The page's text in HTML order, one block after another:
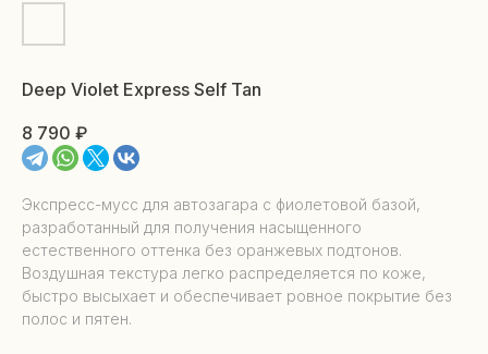
Deep Violet Express Self Tan
8 790 ₽
Экспресс-мусс для автозагара с фиолетовой базой,
разработанный для получения насыщенного
естественного оттенка без оранжевых подтонов.
Воздушная текстура легко распределяется по коже,
быстро высыхает и обеспечивает ровное покрытие без
полос и пятен.